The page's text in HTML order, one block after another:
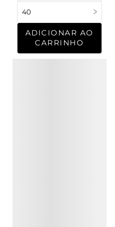
40
ADICIONAR AO
CARRINHO